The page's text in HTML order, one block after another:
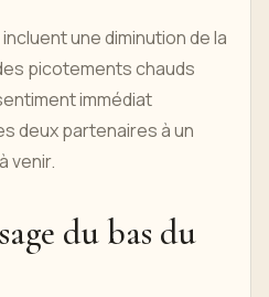
une diminution de la
picotements chauds
immédiat
deux partenaires à un
venir.
du bas du